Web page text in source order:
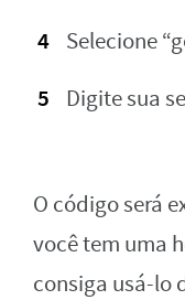
Selecione
Digite sua
O código será
você tem uma
consiga usá-lo